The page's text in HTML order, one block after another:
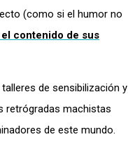
(como si el humor no
contenido de sus
de sensibilización y
retrógradas machistas
de este mundo.